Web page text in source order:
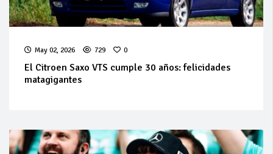
May 02, 2026 729 0
El Citroen Saxo VTS cumple 30 años: felicidades
matagigantes